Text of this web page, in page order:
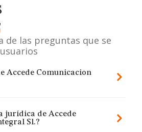
de las preguntas que se
Accede Comunicacion
jurídica de Accede
Sl.?